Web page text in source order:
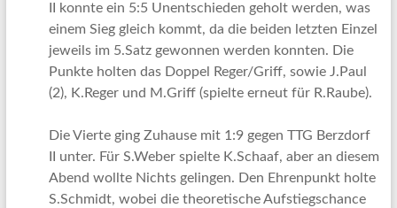
II konnte ein 5:5 Unentschieden geholt werden, was
einem Sieg gleich kommt, da die beiden letzten Einzel
jeweils im 5.Satz gewonnen werden konnten. Die
Punkte holten das Doppel Reger/Griff, sowie J.Paul
(2), K.Reger und M.Griff (spielte erneut für R.Raube).
Die Vierte ging Zuhause mit 1:9 gegen TTG Berzdorf
II unter. Für S.Weber spielte K.Schaaf, aber an diesem
Abend wollte Nichts gelingen. Den Ehrenpunkt holte
S.Schmidt, wobei die theoretische Aufstiegschance